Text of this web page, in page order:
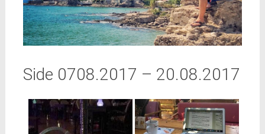
Side 0708.2017 – 20.08.2017